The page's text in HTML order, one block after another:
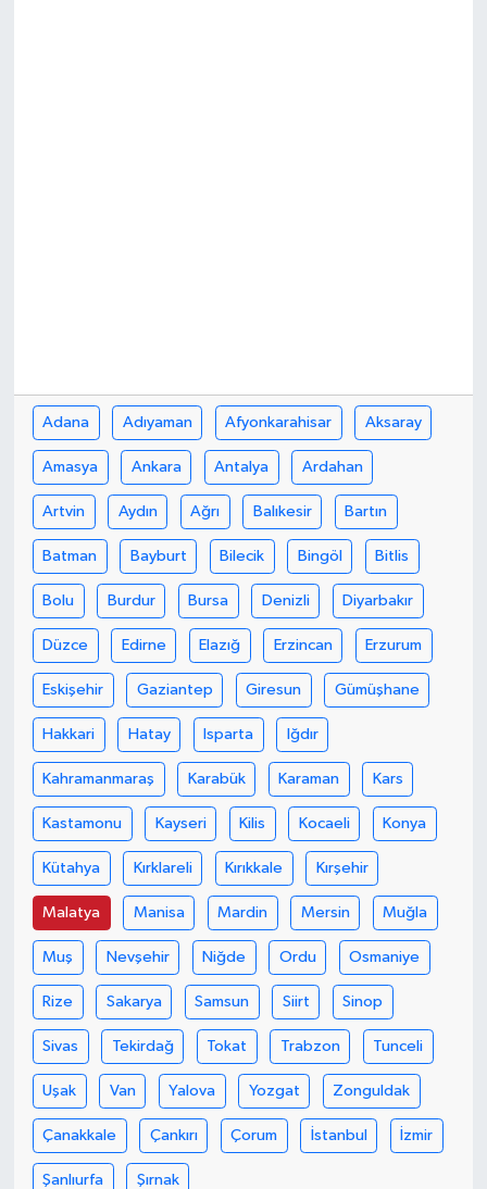
Adana Adıyaman Afyonkarahisar Aksaray
Amasya Ankara Antalya Ardahan
Artvin Aydın Ağrı Balıkesir Bartın
Batman Bayburt Bilecik Bingöl Bitlis
Bolu Burdur Bursa Denizli Diyarbakır
Düzce Edirne Elazığ Erzincan Erzurum
Eskişehir Gaziantep Giresun Gümüşhane
Hakkari Hatay Isparta Iğdır
Kahramanmaraş Karabük Karaman Kars
Kastamonu Kayseri Kilis Kocaeli Konya
Kütahya Kırklareli Kırıkkale Kırşehir
Malatya Manisa Mardin Mersin Muğla
Muş Nevşehir Niğde Ordu Osmaniye
Rize Sakarya Samsun Siirt Sinop
Sivas Tekirdağ Tokat Trabzon Tunceli
Uşak Van Yalova Yozgat Zonguldak
Çanakkale Çankırı Çorum İstanbul İzmir
Şanlıurfa Şırnak
Uğurludağ
Sağlık